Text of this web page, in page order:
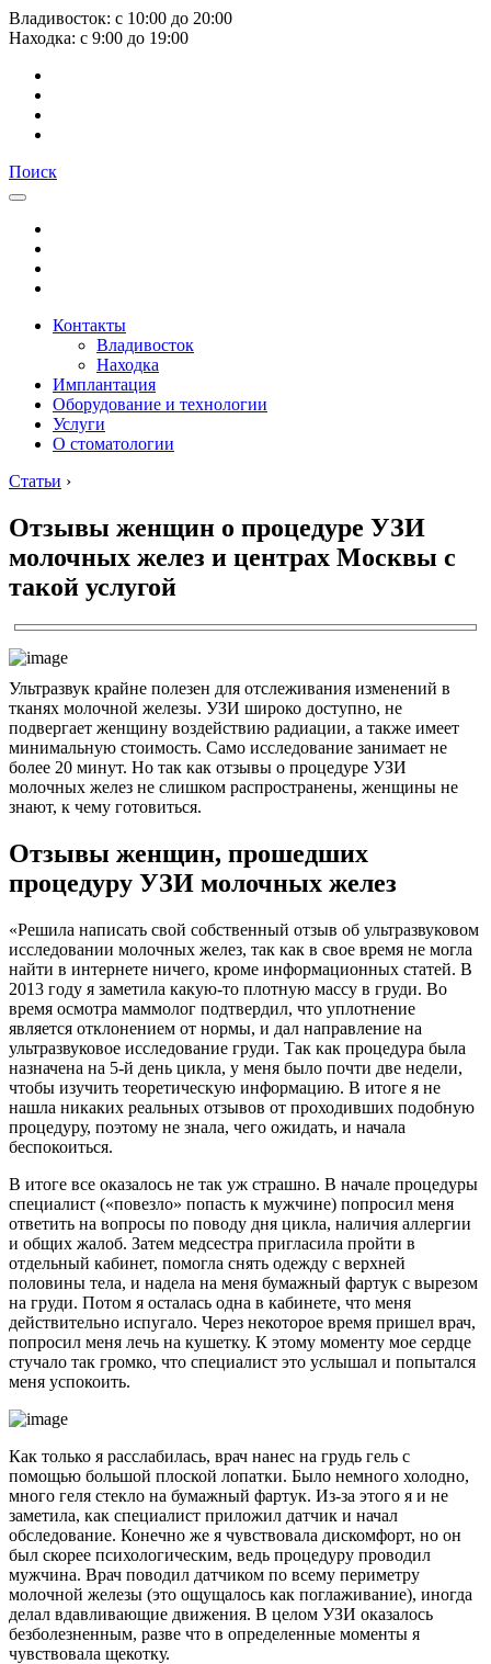
Владивосток: с 10:00 до 20:00
Находка: с 9:00 до 19:00
Поиск
Контакты
Владивосток
Находка
Имплантация
Оборудование и технологии
Услуги
О стоматологии
Статьи ›
Отзывы женщин о процедуре УЗИ
молочных желез и центрах Москвы с
такой услугой
Ультразвук крайне полезен для отслеживания изменений в
тканях молочной железы. УЗИ широко доступно, не
подвергает женщину воздействию радиации, а также имеет
минимальную стоимость. Само исследование занимает не
более 20 минут. Но так как отзывы о процедуре УЗИ
молочных желез не слишком распространены, женщины не
знают, к чему готовиться.
Отзывы женщин, прошедших
процедуру УЗИ молочных желез
«Решила написать свой собственный отзыв об ультразвуковом
исследовании молочных желез, так как в свое время не могла
найти в интернете ничего, кроме информационных статей. В
2013 году я заметила какую-то плотную массу в груди. Во
время осмотра маммолог подтвердил, что уплотнение
является отклонением от нормы, и дал направление на
ультразвуковое исследование груди. Так как процедура была
назначена на 5-й день цикла, у меня было почти две недели,
чтобы изучить теоретическую информацию. В итоге я не
нашла никаких реальных отзывов от проходивших подобную
процедуру, поэтому не знала, чего ожидать, и начала
беспокоиться.
В итоге все оказалось не так уж страшно. В начале процедуры
специалист («повезло» попасть к мужчине) попросил меня
ответить на вопросы по поводу дня цикла, наличия аллергии
и общих жалоб. Затем медсестра пригласила пройти в
отдельный кабинет, помогла снять одежду с верхней
половины тела, и надела на меня бумажный фартук с вырезом
на груди. Потом я осталась одна в кабинете, что меня
действительно испугало. Через некоторое время пришел врач,
попросил меня лечь на кушетку. К этому моменту мое сердце
стучало так громко, что специалист это услышал и попытался
меня успокоить.
Как только я расслабилась, врач нанес на грудь гель с
помощью большой плоской лопатки. Было немного холодно,
много геля стекло на бумажный фартук. Из-за этого я и не
заметила, как специалист приложил датчик и начал
обследование. Конечно же я чувствовала дискомфорт, но он
был скорее психологическим, ведь процедуру проводил
мужчина. Врач поводил датчиком по всему периметру
молочной железы (это ощущалось как поглаживание), иногда
делал вдавливающие движения. В целом УЗИ оказалось
безболезненным, разве что в определенные моменты я
чувствовала щекотку.